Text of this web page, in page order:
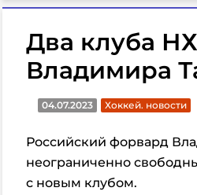
Два клуба
Владимира
04.07.2023 Хоккей. новости
Российский форвард
неограниченно
с новым клубом.